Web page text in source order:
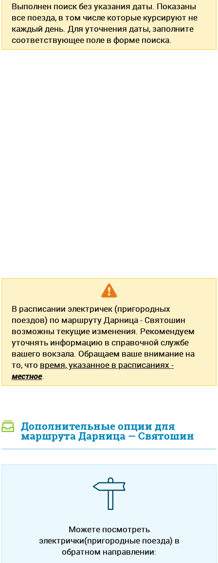
Выполнен поиск без указания даты. Показаны
все поезда, в том числе которые курсируют не
каждый день. Для уточнения даты, заполните
соответствующее поле в форме поиска.
В расписании электричек (пригородных
поездов) по маршруту Дарница - Святошин
возможны текущие изменения. Рекомендуем
уточнять информацию в справочной службе
вашего вокзала. Обращаем ваше внимание на
то, что время, указанное в расписаниях -
местное.
Дополнительные опции для
маршрута Дарница — Святошин
Можете посмотреть
электрички(пригородные поезда) в
обратном направлении: